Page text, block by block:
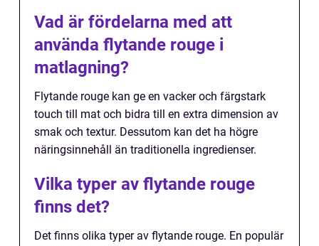
Vad är fördelarna med att
använda flytande rouge i
matlagning?
Flytande rouge kan ge en vacker och färgstark
touch till mat och bidra till en extra dimension av
smak och textur. Dessutom kan det ha högre
näringsinnehåll än traditionella ingredienser.
Vilka typer av flytande rouge
finns det?
Det finns olika typer av flytande rouge. En populär